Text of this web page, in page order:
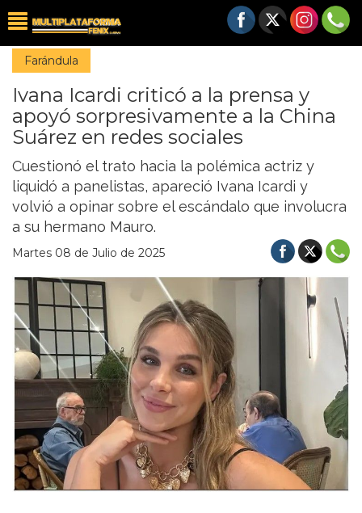
Farándula
Ivana Icardi criticó a la prensa y
apoyó sorpresivamente a la China
Suárez en redes sociales
Cuestionó el trato hacia la polémica actriz y
liquidó a panelistas, apareció Ivana Icardi y
volvió a opinar sobre el escándalo que involucra
a su hermano Mauro.
Martes 08 de Julio de 2025